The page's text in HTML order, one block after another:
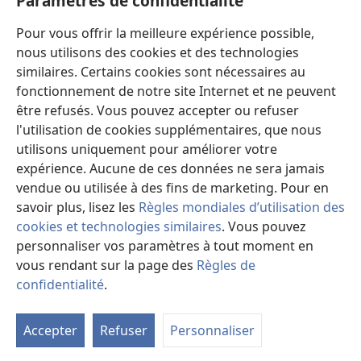
Pour vous offrir la meilleure expérience possible,
nous utilisons des cookies et des technologies
similaires. Certains cookies sont nécessaires au
fonctionnement de notre site Internet et ne peuvent
être refusés. Vous pouvez accepter ou refuser
l'utilisation de cookies supplémentaires, que nous
utilisons uniquement pour améliorer votre
expérience. Aucune de ces données ne sera jamais
vendue ou utilisée à des fins de marketing. Pour en
savoir plus, lisez les Règles mondiales d’utilisation des
cookies et technologies similaires. Vous pouvez
personnaliser vos paramètres à tout moment en
vous rendant sur la page des Règles de
confidentialité.
Accepter Refuser Personnaliser
(ouvre
une
nouvelle
fenêtre)
Watchtower ka BIBLOTƐKI ƐNTƐRƐNƐTI KAN™
(ouvre
une
nouvelle
fenêtre)
JW Hub
(ouvre
une
nouvelle
fenêtre)
JW Library App
Copyright© 2026 Watch Tower Bible and Tract Society of Pennsylvania.
SITE WEB NIN KA SARATIW
PARAMÈTRES DE CONFIDENTIALITÉ